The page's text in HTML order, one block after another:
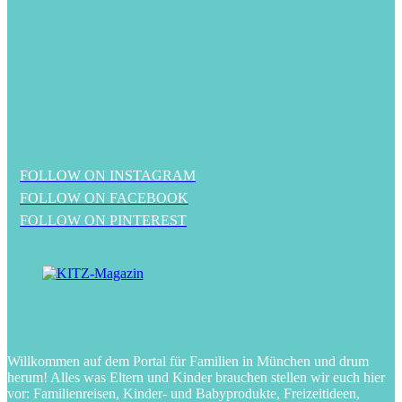
FOLLOW ON INSTAGRAM
FOLLOW ON FACEBOOK
FOLLOW ON PINTEREST
Willkommen auf dem Portal für Familien in München und drum
herum! Alles was Eltern und Kinder brauchen stellen wir euch hier
vor: Familienreisen, Kinder- und Babyprodukte, Freizeitideen,